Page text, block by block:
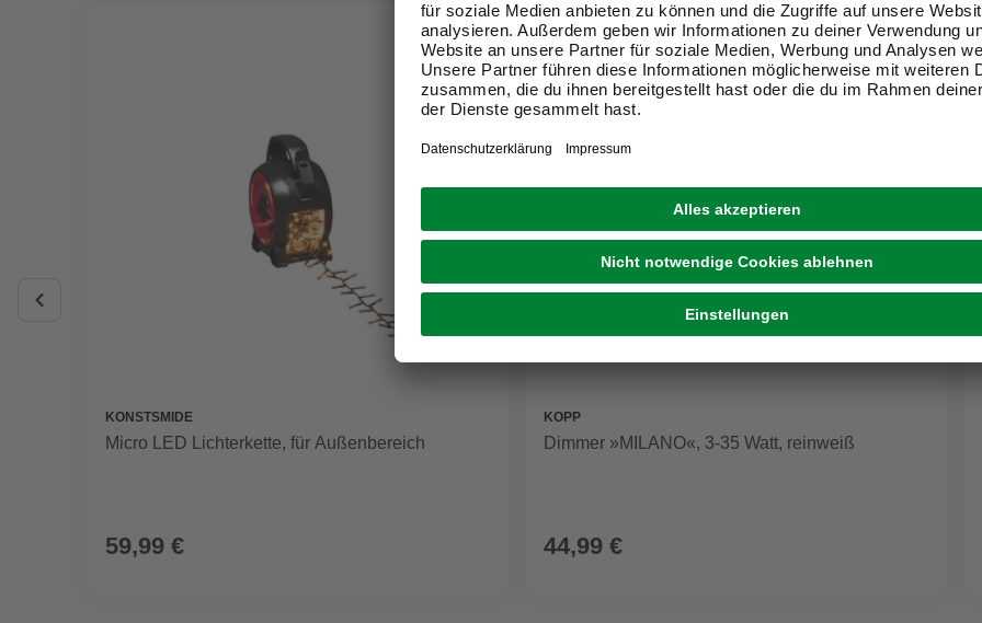
KONSTSMIDE
Micro LED Lichterkette, für Außenbereich
59,99 €
KOPP
Dimmer »MILANO«, 3-35 Watt, reinweiß
44,99 €